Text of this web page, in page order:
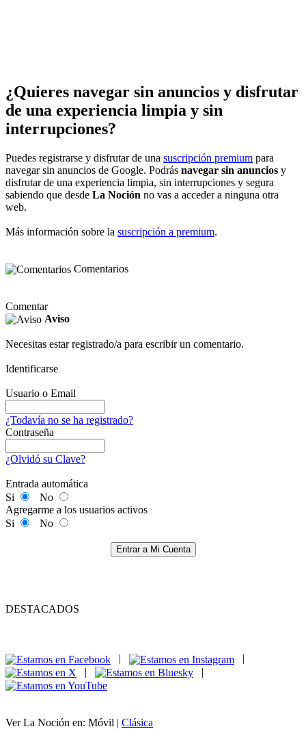
¿Quieres navegar sin anuncios y disfrutar
de una experiencia limpia y sin
interrupciones?
Puedes registrarse y disfrutar de una suscripción premium para
navegar sin anuncios de Google. Podrás navegar sin anuncios y
disfrutar de una experiencia limpia, sin interrupciones y segura
sabiendo que desde La Noción no vas a acceder a ninguna otra
web.
Más información sobre la suscripción a premium.
Comentarios
Comentar
Aviso
Necesitas estar registrado/a para escribir un comentario.
Identificarse
Usuario o Email
¿Todavía no se ha registrado?
Contraseña
¿Olvidó su Clave?
Entrada automática
Si
No
Agregarme a los usuarios activos
Si
No
Entrar a Mi Cuenta
DESTACADOS
|
|
|
|
Ver La Noción en: Móvil | Clásica